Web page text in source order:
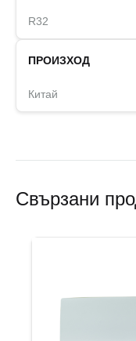
R32
ПРОИЗХОД
Китай
Свързани